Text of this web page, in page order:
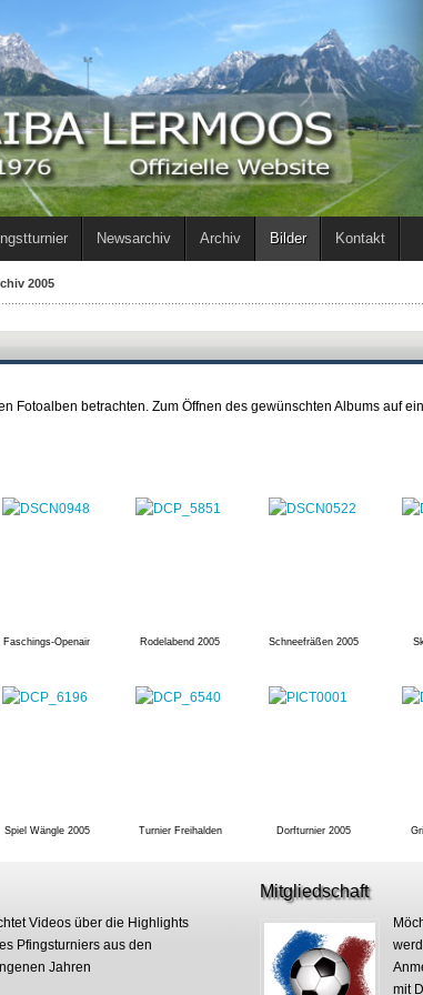
Newsarchiv Archiv Bilder Kontakt
2005
Fotoalben betrachten. Zum Öffnen des gewünschten Albums auf
Faschings-Openair Rodelabend 2005 Schneefräßen 2005
Spiel Wängle 2005 Turnier Freihalden Dorfturnier 2005
Videos über die Highlights
Pfingsturniers aus den
Jahren
Mitgliedschaft
mit